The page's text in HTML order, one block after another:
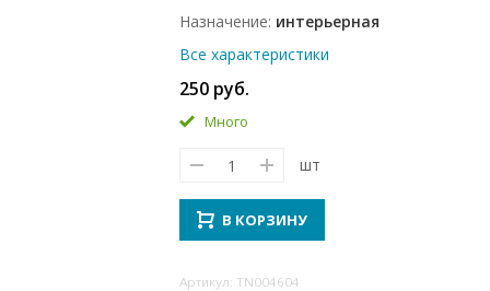
Назначение интерьерная
Все характеристики
250 руб.
Много
шт
В КОРЗИНУ
Артикул: TN004604